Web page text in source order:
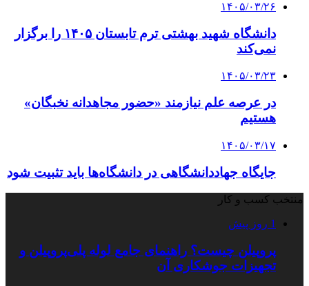
۱۴۰۵/۰۳/۲۶
دانشگاه شهید بهشتی ترم تابستان ۱۴۰۵ را برگزار
نمی‌کند
۱۴۰۵/۰۳/۲۳
در عرصه علم نیازمند «حضور مجاهدانه نخبگان»
هستیم
۱۴۰۵/۰۳/۱۷
جایگاه جهاددانشگاهی در دانشگاه‌ها باید تثبیت شود
منتخب کسب و کار
1 روز پیش
پروپیلن چیست؟ راهنمای جامع لوله پلی‌پروپیلن و
تجهیزات جوشکاری آن